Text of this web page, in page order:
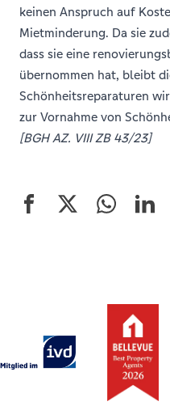
keinen Anspruch auf
Mietminderung. Da sie
dass sie eine
übernommen hat, bleibt
Schönheitsreparaturen
zur Vornahme von
[BGH AZ. VIII ZB 43/23]